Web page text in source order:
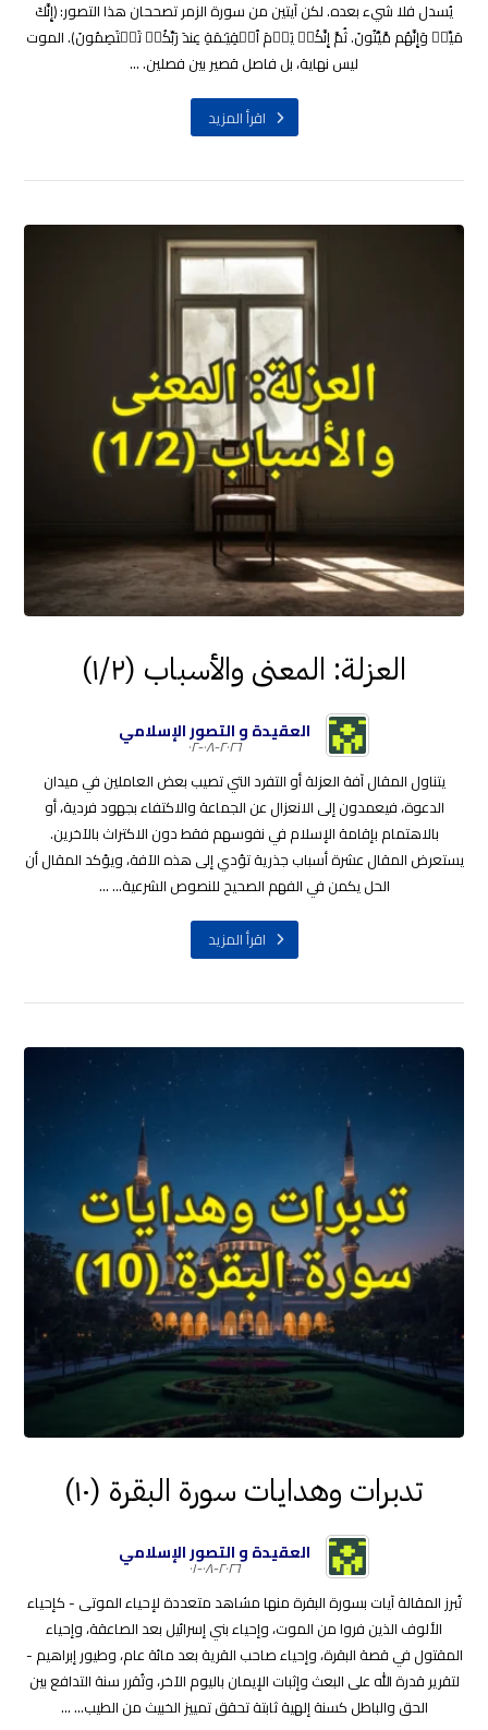
يُسدل فلا شيء بعده. لكن آيتين من سورة الزمر تصححان هذا التصور: ﴿إِنَّكَ
مَیِّتࣱ وَإِنَّهُم مَّیِّتُونَ. ثُمَّ إِنَّكُمۡ یَوۡمَ ٱلۡقِیَـٰمَةِ عِندَ رَبِّكُمۡ تَخۡتَصِمُونَ﴾. الموت
ليس نهاية، بل فاصل قصير بين فصلين. ...
اقرأ المزيد
العزلة: المعنى والأسباب (١/٢)
العقيدة و التصور الإسلامي
٢٠٢٦-٠٨-٠٢
يتناول المقال آفة العزلة أو التفرد التي تصيب بعض العاملين في ميدان
الدعوة، فيعمدون إلى الانعزال عن الجماعة والاكتفاء بجهود فردية، أو
بالاهتمام بإقامة الإسلام في نفوسهم فقط دون الاكتراث بالآخرين.
يستعرض المقال عشرة أسباب جذرية تؤدي إلى هذه الآفة، ويؤكد المقال أن
الحل يكمن في الفهم الصحيح للنصوص الشرعية... ...
اقرأ المزيد
تدبرات وهدايات سورة البقرة (١٠)
العقيدة و التصور الإسلامي
٢٠٢٦-٠٨-٠١
تُبرز المقالة آيات بسورة البقرة منها مشاهد متعددة لإحياء الموتى - كإحياء
الألوف الذين فروا من الموت، وإحياء بني إسرائيل بعد الصاعقة، وإحياء
المقتول في قصة البقرة، وإحياء صاحب القرية بعد مائة عام، وطيور إبراهيم -
لتقرير قدرة الله على البعث وإثبات الإيمان باليوم الآخر، وتُقرر سنة التدافع بين
الحق والباطل كسنة إلهية ثابتة تحقق تمييز الخبيث من الطيب... ...